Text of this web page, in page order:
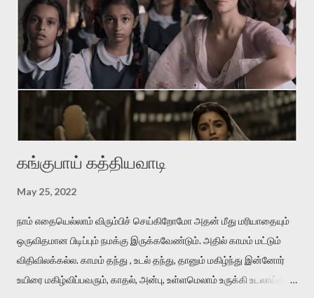
அவளை எப்பிடி நான் பிரிஞ்சிருப்பேன் . அவளைப் பிரிந்தா ல் என்னால் உயிர்
வாழமுடியாது. 'சின்னப் பூக்கள் பார்க்கையில் தேகம் பார்த்த ஞாபகம்'
என்கிற வைரமுத்து வரிகள்போல கவலைகொள்கிறான் தலைவன்.
ஆனால் இதிலே வாசம்தான் அவனை வாட்டுகிறது. இதில்
'நறுந்தண்ணியள்‬' என்பது ஈர்ப்புள்ள சொல். காதலனின் மென்மையான
கங்குபாய் கத்தியவாடி
May 25, 2022
நாம் எதையெல்லாம் விரும்பிச் செய்கிறோமோ அதன் மீது மரியாதையும்
ஒருவிதமான பிடிப்பும் நமக்கு இருக்கவேண்டும். அதில் காமம் மட்டும்
விதிவிலக்கல்ல. காமம் தந்து , உடல் தந்து, தானும் மகிழ்ந்து இன்னோர்
உயிரை மகிழ்விப்பவரும், காதல், அன்பு, உள்ளமெலாம் உருக்கி உடலாய்த்